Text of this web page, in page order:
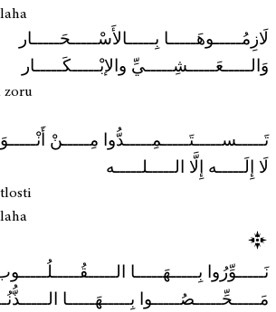
لَازِمُـــــوهَـــــا بِـــــالأَسْـــــحَـــــار
وَالـــــعَـــــشِـــــيِّ والإبْـــــكَـــــار
zoru
تَـــــســـــتَـــــمِـــــدُّوا مِـــــنْ
لَا إِلَـــــه إِلَّا الـــــلـــــه
نَـــــوِّرُوا بِـــــهَـــــا
مَـــــحِّـــــصُـــــوا بِـــــهَـــــا